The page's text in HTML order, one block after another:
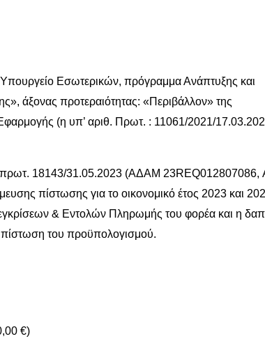
Εσωτερικών, πρόγραμμα Ανάπτυξης και
άξονας προτεραιότητας: «Περιβάλλον» της
(η υπ’ αριθ. Πρωτ. : 11061/2021/
πρωτ. 18143/31.05.2023 (ΑΔΑΜ
πίστωσης για το οικονομικό έτος 2023 και
& Εντολών Πληρωμής του φορέα και η
πίστωση του προϋπολογισμού.
€)